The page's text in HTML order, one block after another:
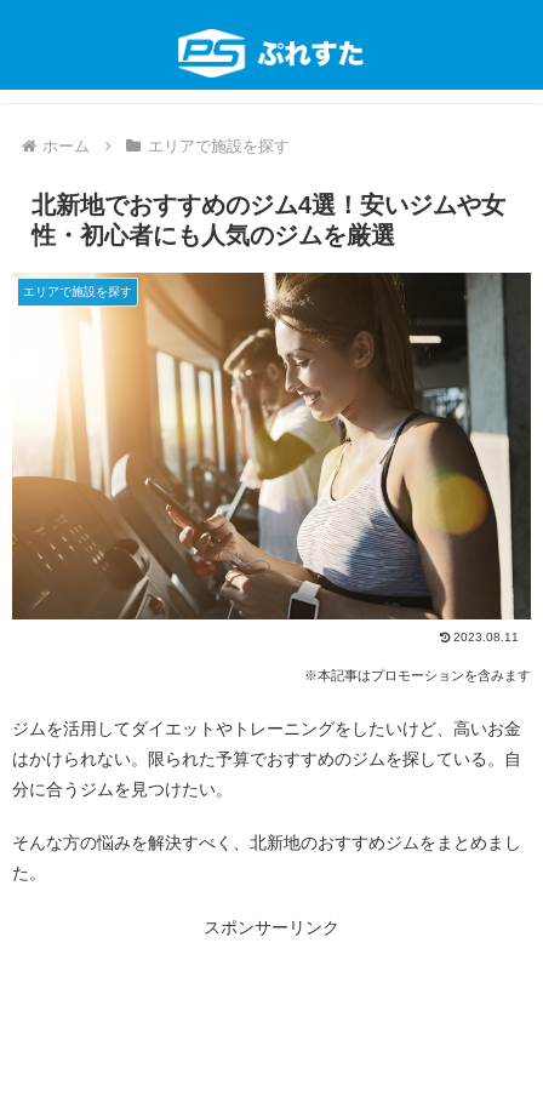
ホーム エリアで施設を探す
北新地でおすすめのジム4選！安いジムや女
性・初心者にも人気のジムを厳選
エリアで施設を探す
2023.08.11
※本記事はプロモーションを含みます
ジムを活用してダイエットやトレーニングをしたいけど、高いお金
はかけられない。限られた予算でおすすめのジムを探している。自
分に合うジムを見つけたい。
そんな方の悩みを解決すべく、北新地のおすすめジムをまとめまし
た。
スポンサーリンク